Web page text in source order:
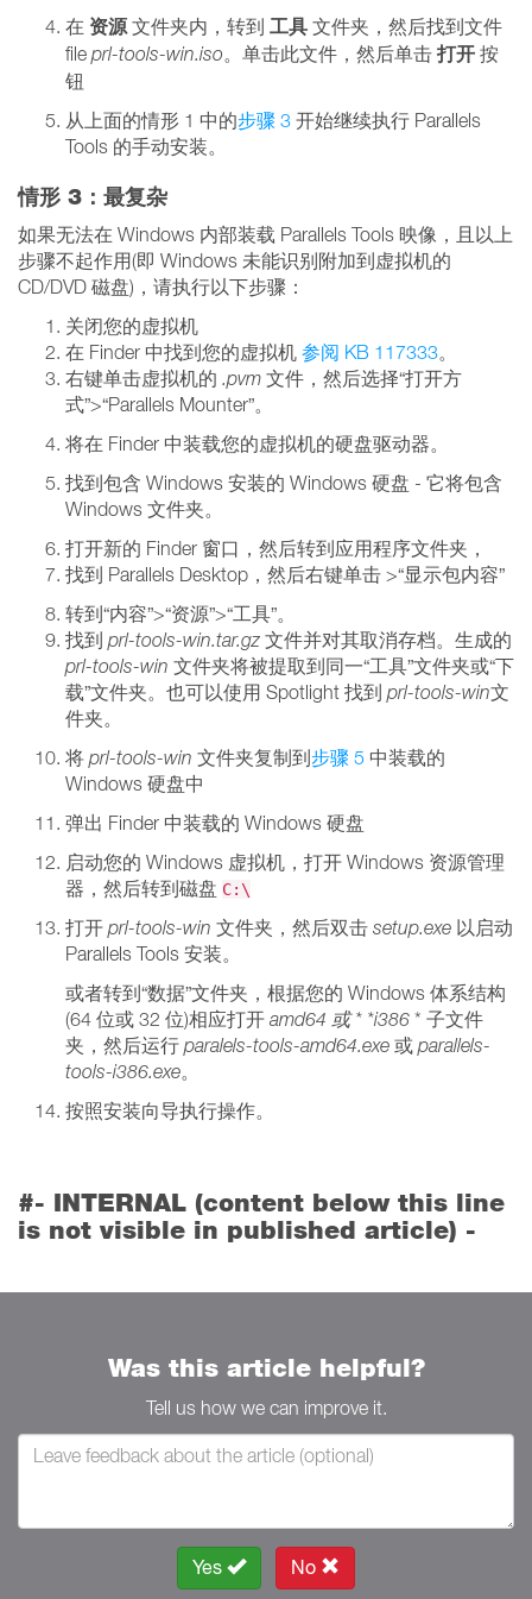
在 资源 文件夹内，转到 工具 文件夹，然后找到文件
file prl-tools-win.iso。单击此文件，然后单击 打开 按
钮
从上面的情形 1 中的步骤 3 开始继续执行 Parallels
Tools 的手动安装。
情形 3：最复杂
如果无法在 Windows 内部装载 Parallels Tools 映像，且以上
步骤不起作用(即 Windows 未能识别附加到虚拟机的
CD/DVD 磁盘)，请执行以下步骤：
关闭您的虚拟机
在 Finder 中找到您的虚拟机 参阅 KB 117333。
右键单击虚拟机的 .pvm 文件，然后选择“打开方
式”>“Parallels Mounter”。
将在 Finder 中装载您的虚拟机的硬盘驱动器。
找到包含 Windows 安装的 Windows 硬盘 - 它将包含
Windows 文件夹。
打开新的 Finder 窗口，然后转到应用程序文件夹，
找到 Parallels Desktop，然后右键单击 >“显示包内容”
转到“内容”>“资源”>“工具”。
找到 prl-tools-win.tar.gz 文件并对其取消存档。生成的
prl-tools-win 文件夹将被提取到同一“工具”文件夹或“下
载”文件夹。也可以使用 Spotlight 找到 prl-tools-win文
件夹。
将 prl-tools-win 文件夹复制到步骤 5 中装载的
Windows 硬盘中
弹出 Finder 中装载的 Windows 硬盘
启动您的 Windows 虚拟机，打开 Windows 资源管理
器，然后转到磁盘 C:\
打开 prl-tools-win 文件夹，然后双击 setup.exe 以启动
Parallels Tools 安装。
或者转到“数据”文件夹，根据您的 Windows 体系结构
(64 位或 32 位)相应打开 amd64 或 * *i386 * 子文件
夹，然后运行 paralels-tools-amd64.exe 或 parallels-
tools-i386.exe。
按照安装向导执行操作。
#- INTERNAL (content below this line
is not visible in published article) -
Was this article helpful?
Tell us how we can improve it.
Yes No